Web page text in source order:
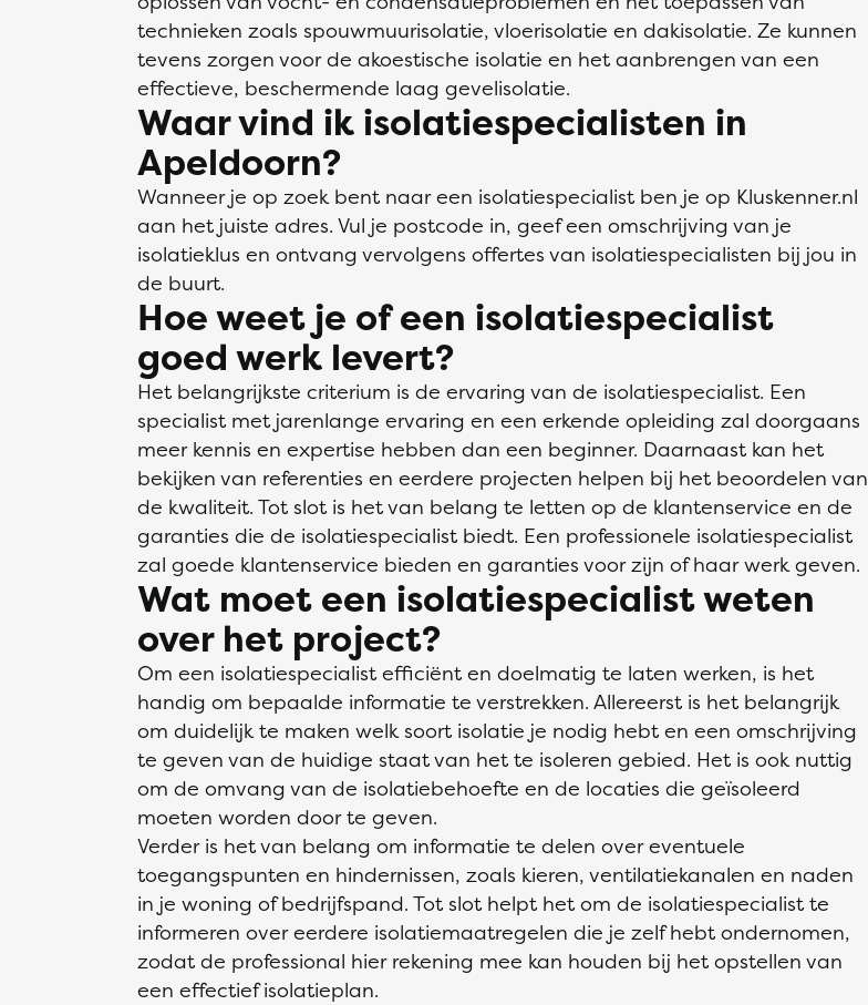
technieken zoals spouwmuurisolatie, vloerisolatie en dakisolatie. Ze kunnen
tevens zorgen voor de akoestische isolatie en het aanbrengen van een
effectieve, beschermende laag gevelisolatie.
Waar vind ik isolatiespecialisten in
Apeldoorn?
Wanneer je op zoek bent naar een isolatiespecialist ben je op Kluskenner.nl
aan het juiste adres. Vul je postcode in, geef een omschrijving van je
isolatieklus en ontvang vervolgens offertes van isolatiespecialisten bij jou in
de buurt.
Hoe weet je of een isolatiespecialist
goed werk levert?
Het belangrijkste criterium is de ervaring van de isolatiespecialist. Een
specialist met jarenlange ervaring en een erkende opleiding zal doorgaans
meer kennis en expertise hebben dan een beginner. Daarnaast kan het
bekijken van referenties en eerdere projecten helpen bij het beoordelen van
de kwaliteit. Tot slot is het van belang te letten op de klantenservice en de
garanties die de isolatiespecialist biedt. Een professionele isolatiespecialist
zal goede klantenservice bieden en garanties voor zijn of haar werk geven.
Wat moet een isolatiespecialist weten
over het project?
Om een isolatiespecialist efficiënt en doelmatig te laten werken, is het
handig om bepaalde informatie te verstrekken. Allereerst is het belangrijk
om duidelijk te maken welk soort isolatie je nodig hebt en een omschrijving
te geven van de huidige staat van het te isoleren gebied. Het is ook nuttig
om de omvang van de isolatiebehoefte en de locaties die geïsoleerd
moeten worden door te geven.
Verder is het van belang om informatie te delen over eventuele
toegangspunten en hindernissen, zoals kieren, ventilatiekanalen en naden
in je woning of bedrijfspand. Tot slot helpt het om de isolatiespecialist te
informeren over eerdere isolatiemaatregelen die je zelf hebt ondernomen,
zodat de professional hier rekening mee kan houden bij het opstellen van
een effectief isolatieplan.